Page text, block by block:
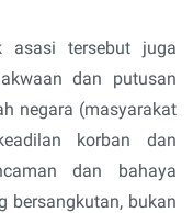
asasi tersebut juga
dan putusan
negara (masyarakat
korban dan
dan bahaya
bersangkutan, bukan